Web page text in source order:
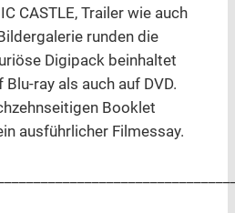
CASTLE, Trailer wie auch
runden die
Digipack beinhaltet
ray als auch auf DVD.
Booklet
ausführlicher Filmessay.